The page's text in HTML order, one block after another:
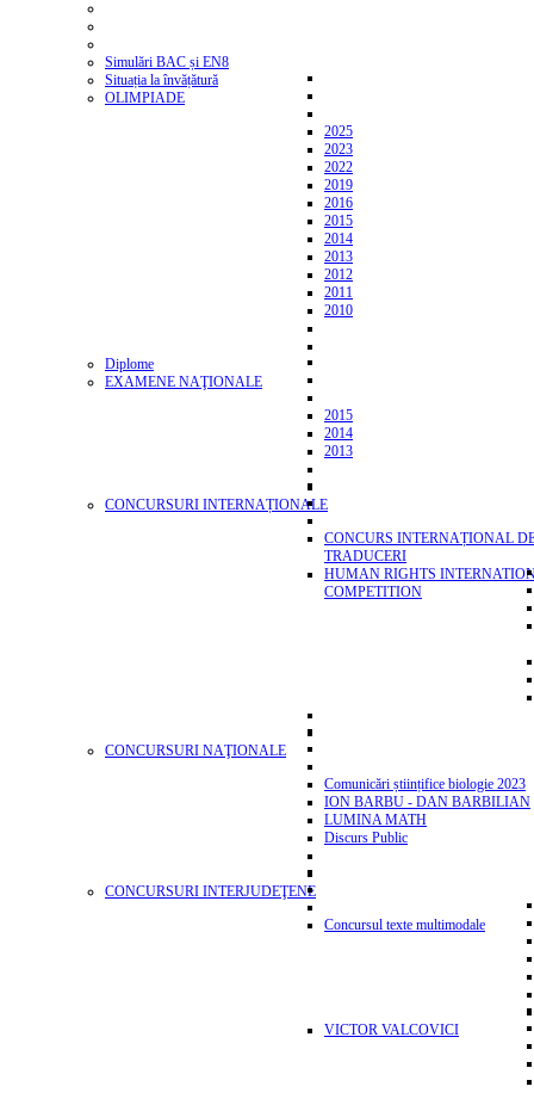
Simulări BAC și EN8
Situația la învățătură
OLIMPIADE
2025
2023
2022
2019
2016
2015
2014
2013
2012
2011
2010
Diplome
EXAMENE NAŢIONALE
2015
2014
2013
CONCURSURI INTERNAȚIONALE
CONCURS INTERNAȚIONAL
TRADUCERI
HUMAN RIGHTS
COMPETITION
CONCURSURI NAŢIONALE
Comunicări științifice biologie 2023
ION BARBU - DAN BARBILIAN
LUMINA MATH
Discurs Public
CONCURSURI INTERJUDEŢENE
Concursul texte multimodale
VICTOR VALCOVICI